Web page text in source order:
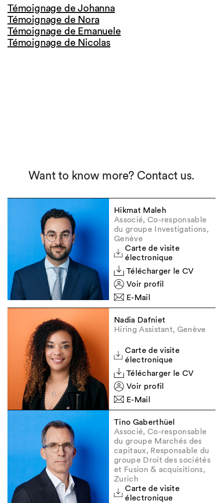
Témoignage de Johanna
Témoignage de Nora
Témoignage de Emanuele
Témoignage de Nicolas
Want to know more? Contact us.
Hikmat Maleh
Associé, Co-responsable
du groupe Investigations,
Genève
Carte de visite
électronique
Télécharger le CV
Voir profil
E-Mail
Nadia Dafniet
Hiring Assistant, Genève
Carte de visite
électronique
Télécharger le CV
Voir profil
E-Mail
Tino Gaberthüel
Associé, Co-responsable
du groupe Marchés des
capitaux, Responsable du
groupe Droit des sociétés
et Fusion & acquisitions,
Zurich
Carte de visite
électronique